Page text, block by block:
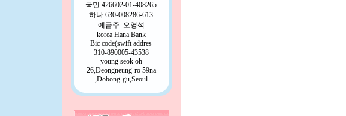
국민:426602-01-408265
하나:630-008286-613
예금주 :오영석
korea Hana Bank
Bic code(swift addres
310-890005-43538
young seok oh
26,Deongneung-ro 59na
,Dobong-gu,Seoul